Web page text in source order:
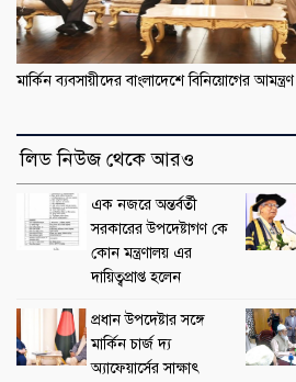
মার্কিন ব্যবসায়ীদের বাংলাদেশে বিনিয়োগের
লিড নিউজ থেকে আরও
এক নজরে অন্তর্বর্তী
সরকারের উপদেষ্টাগণ কে
কোন মন্ত্রণালয় এর
দায়িত্বপ্রাপ্ত হলেন
প্রধান উপদেষ্টার সঙ্গে
মার্কিন চার্জ দ্য
অ্যাফেয়ার্সের সাক্ষাৎ